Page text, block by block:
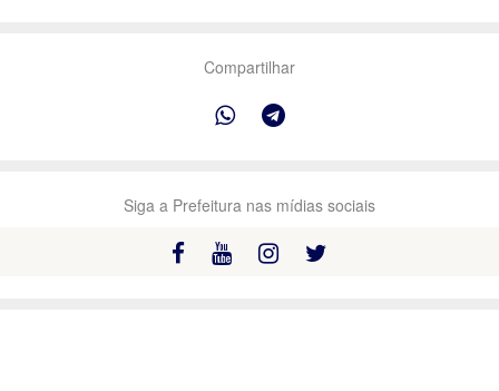
Compartilhar
Siga a Prefeitura nas mídias sociais